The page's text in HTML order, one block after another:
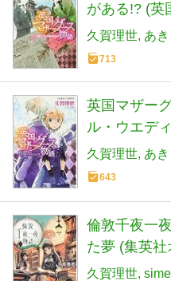
がある!? (英
ズ) (コバルト
久賀理世 あき
713
英国マザー
ル・ウエデ
語シリーズ)
久賀理世 あき
643
倫敦千夜一
た夢 (集英
久賀理世 sime